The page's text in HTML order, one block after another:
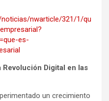
nwarticle/321/1/qu
es-
Digital en las
un crecimiento